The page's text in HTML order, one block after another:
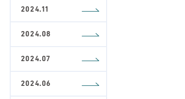
2024.11
2024.08
2024.07
2024.06